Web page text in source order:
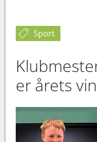
Sport
er årets